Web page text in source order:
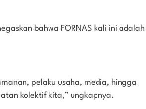
bahwa FORNAS kali ini adalah
pelaku usaha, media, hingga
kolektif kita,” ungkapnya.